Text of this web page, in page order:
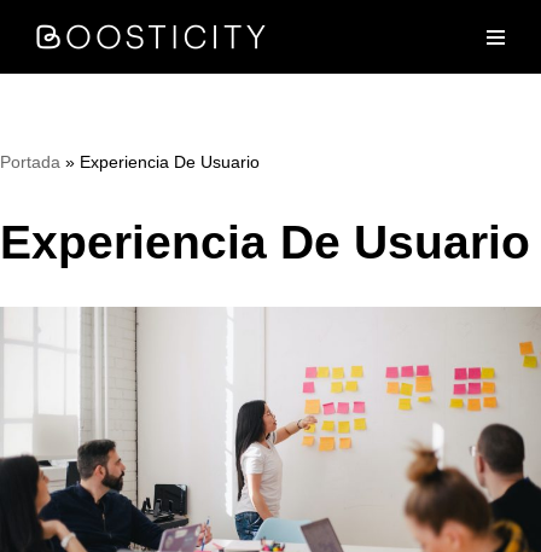
Portada » Experiencia De Usuario
Experiencia De Usuario